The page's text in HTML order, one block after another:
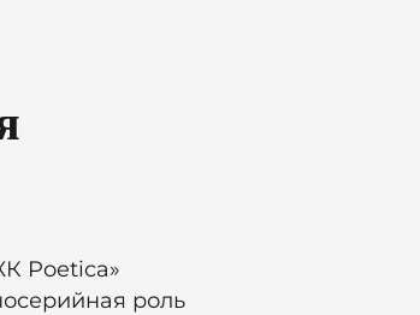
Poetica»
роль